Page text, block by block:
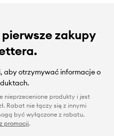
zakupy
aby otrzymywać informacje o
nieprzecenione produkty i jest
Rabat nie łączy się z innymi
być wyłączone z rabatu.
promocji.